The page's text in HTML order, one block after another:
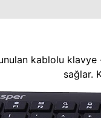
kablolu klavye
sağlar.